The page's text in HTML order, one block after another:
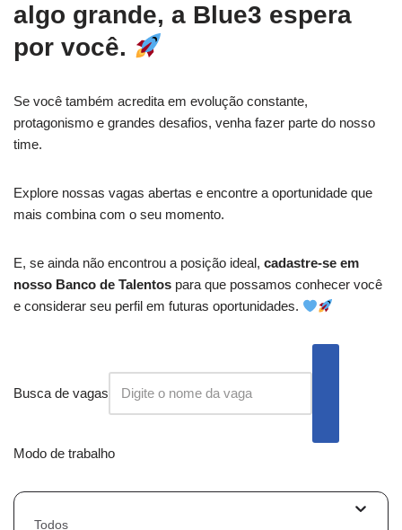
algo grande, a Blue3 espera
por você.
Se você também acredita em evolução constante,
protagonismo e grandes desafios, venha fazer parte do nosso
time.
Explore nossas vagas abertas e encontre a oportunidade que
mais combina com o seu momento.
E, se ainda não encontrou a posição ideal, cadastre-se em
nosso Banco de Talentos para que possamos conhecer você
e considerar seu perfil em futuras oportunidades.
Busca de vagas
Modo de trabalho
Todos